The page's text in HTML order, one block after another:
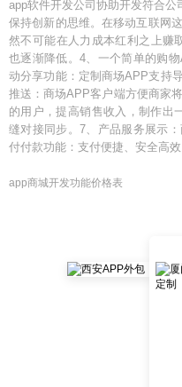
app软件开发公司协助开发符合公
保持创新的思维。在移动互联网
然不可能在人力成本红利之上赚
也逐渐降低。4、一个简单的购
动分享功能：定制商场APP支持
推送：商场APP客户端方便商家
的用户，提高销售收入，制作出
缝对接同步。7、产品服务展示
付付款功能：支付便捷、安全高效
app商城开发功能价格表